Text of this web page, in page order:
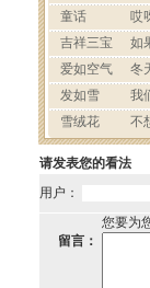
请发表您的看法
用户：
您要为
留言：